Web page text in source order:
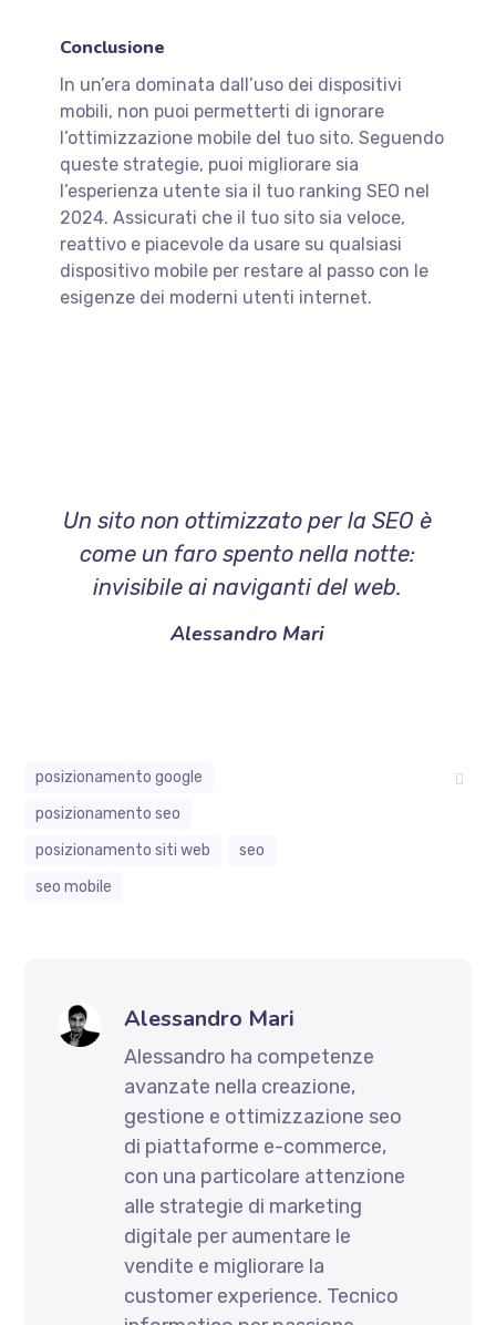
Conclusione
In un’era dominata dall’uso dei dispositivi
mobili, non puoi permetterti di ignorare
l’ottimizzazione mobile del tuo sito. Seguendo
queste strategie, puoi migliorare sia
l’esperienza utente sia il tuo ranking SEO nel
2024. Assicurati che il tuo sito sia veloce,
reattivo e piacevole da usare su qualsiasi
dispositivo mobile per restare al passo con le
esigenze dei moderni utenti internet.
Un sito non ottimizzato per la SEO è
come un faro spento nella notte:
invisibile ai naviganti del web.
Alessandro Mari
posizionamento google
posizionamento seo
posizionamento siti web
seo
seo mobile
Alessandro Mari
Alessandro ha competenze
avanzate nella creazione,
gestione e ottimizzazione seo
di piattaforme e-commerce,
con una particolare attenzione
alle strategie di marketing
digitale per aumentare le
vendite e migliorare la
customer experience. Tecnico